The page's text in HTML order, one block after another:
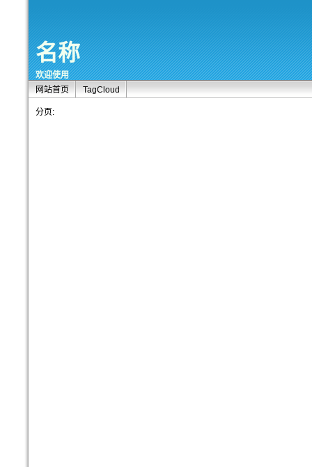
名称
欢迎使用
网站首页
TagCloud
分页: